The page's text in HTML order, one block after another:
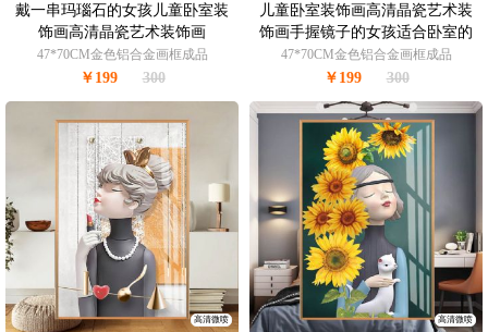
戴一串玛瑙石的女孩儿童卧室装
饰画高清晶瓷艺术装饰画
47*70CM金色铝合金画框成品
￥199 300
儿童卧室装饰画高清晶瓷艺术装
饰画手握镜子的女孩适合卧室的
装饰画
47*70CM金色铝合金画框成品
￥199 300
高清微喷 高清微喷